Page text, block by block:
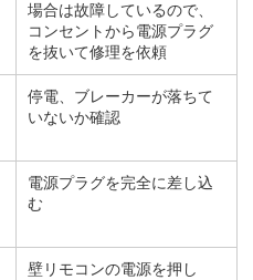
場合は故障しているので、
コンセントから電源プラグ
を抜いて修理を依頼
停電、ブレーカーが落ちて
いないか確認
電源プラグを完全に差し込
む
壁リモコンの電源を押し